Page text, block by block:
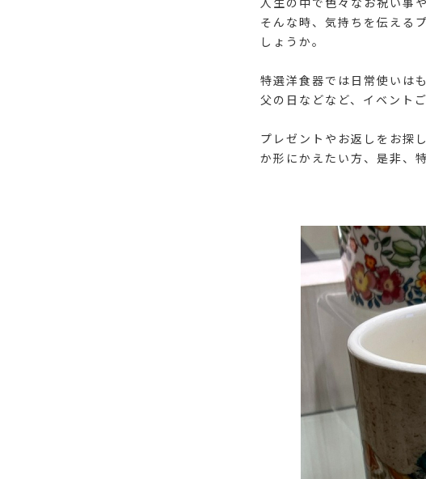
そんな時、気持ちを伝える
しょうか。
特選洋食器では日常使いは
父の日などなど、イベント
プレゼントやお返しをお探
か形にかえたい方、是非、